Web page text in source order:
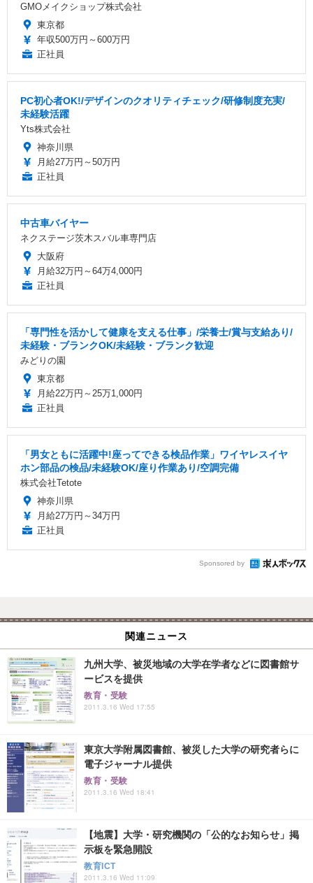
GMOメイクショップ株式会社
東京都
年収500万円～600万円
正社員
PC初心者OK!/デザインのクオリティチェック/研修制度充実/
未経験活躍
Yts株式会社
神奈川県
月給27万円～50万円
正社員
中古車バイヤー
ネクステージ茨木スバル車専門店
大阪府
月給32万円～64万4,000円
正社員
「専門性を活かして健康を支える仕事」/栄養士/賞与支給あり/
未経験・ブランクOK/未経験・ブランク歓迎
みどりの園
東京都
月給22万円～25万1,000円
正社員
「男女ともに活躍中!座ってできる検品作業」ワイヤレスイヤ
ホン部品の検品/未経験OK/座り作業あり/空調完備
株式会社Tetote
神奈川県
月給27万円～34万円
正社員
Sponsored by
関連ニュース
九州大学、被災地域の大学在学者などに図書館サ
ービスを提供
教育・受験
2011.3.16 Wed 17:55
東京大学附属図書館、被災した大学の研究者らに
電子ジャーナル提供
教育・受験
2011.3.16 Wed 18:41
【地震】大学・研究機関の「公的なお知らせ」掲
示板を緊急開設
教育ICT
2011.3.16 Wed 11:09